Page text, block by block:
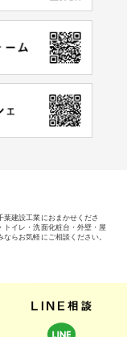
建設工業におまかせくださ
イレ・洗面化粧台・外壁・屋
らお気軽にご相談ください。